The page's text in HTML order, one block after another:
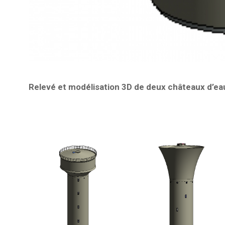
Relevé et modélisation 3D de deux châteaux